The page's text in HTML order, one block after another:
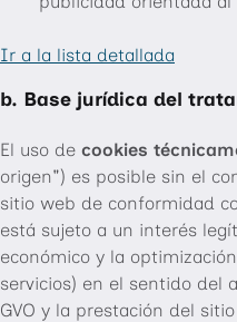
Ir a la lista detallada
b. Base jurídica del
El uso de cookies
origen") es posible sin el
sitio web de conformidad
está sujeto a un interés
económico y la
servicios) en el sentido del
GVO y la prestación del